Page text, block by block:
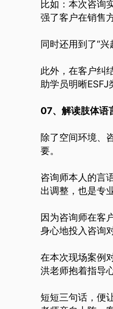
比如：本次咨询
强了客户在销售
同时还用到了“
此外，在客户纠
助学员明晰ESFJ
07、解读肢体语
除了空间环境、
要。
咨询师本人的言
出调整，也是专
因为咨询师在客
身心地投入咨询
在本次现场案例
洪老师抱着指导
短短三句话，便